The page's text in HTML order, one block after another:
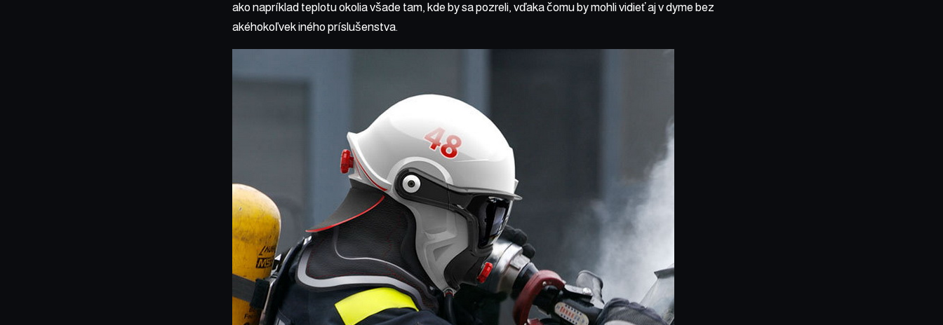
ako napríklad teplotu okolia všade tam, kde by sa pozreli, vďaka čomu by mohli vidieť aj v dyme bez
akéhokoľvek iného príslušenstva.